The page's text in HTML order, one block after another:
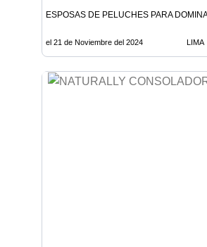
ESPOSAS DE PELUCHES PARA
el 21 de Noviembre del 2024 LIMA